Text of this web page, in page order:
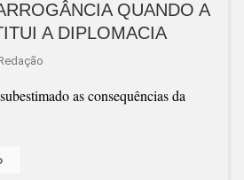
QUANDO A
A DIPLOMACIA
as consequências da